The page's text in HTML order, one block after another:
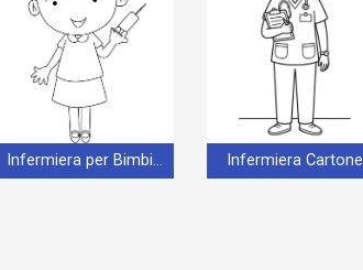
Infermiera per Bimbi di 1 Anno Infermiera Cartone